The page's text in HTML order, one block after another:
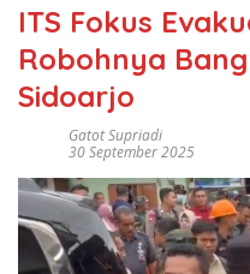
ITS Fokus
Robohnya
Sidoarjo
Gatot Supriadi
30 September 2025